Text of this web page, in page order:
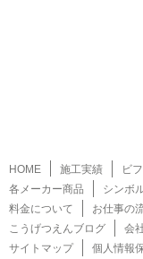
HOME 施工実績 ビ
各メーカー商品
シンボ
料金について
お仕事の
こうげつえんブログ
会
サイトマップ
個人情報